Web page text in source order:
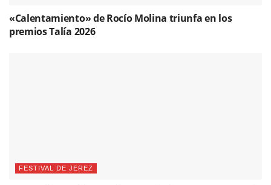
«Calentamiento» de Rocío Molina triunfa en los
premios Talía 2026
FESTIVAL DE JEREZ